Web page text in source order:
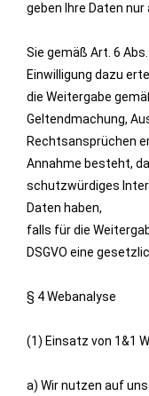
geben Ihre Daten
Sie gemäß Art. 6
Einwilligung dazu
die Weitergabe
Geltendmachung,
Rechtsansprüchen
Annahme besteht,
schutzwürdiges
Daten haben,
falls für die
DSGVO eine
§ 4 Webanalyse
(1) Einsatz von 1&1
a) Wir nutzen auf